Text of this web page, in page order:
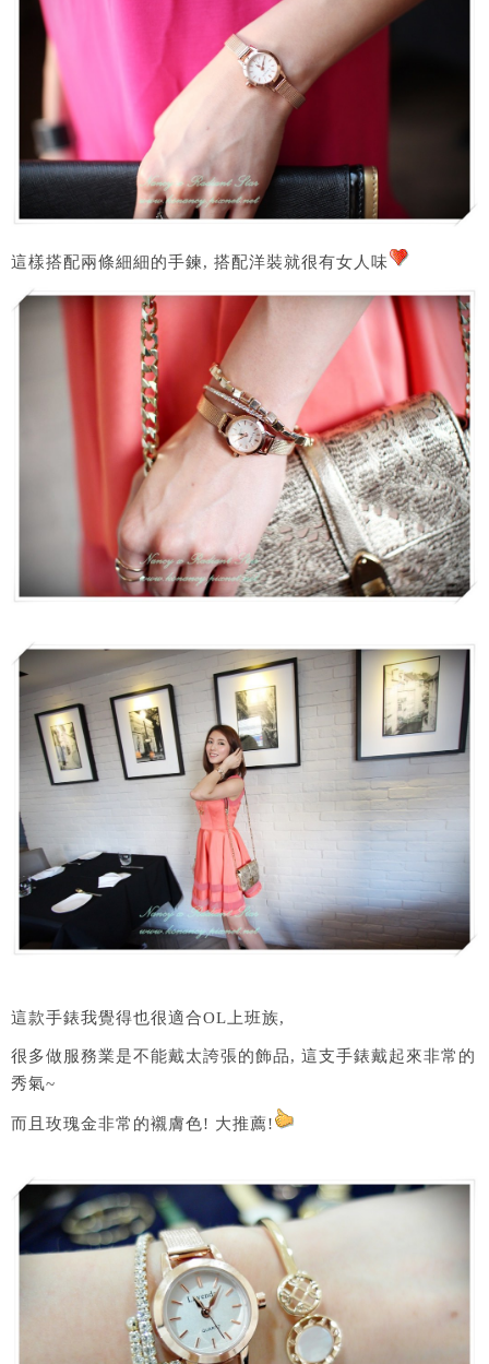
這樣搭配兩條細細的手鍊, 搭配洋裝就很有女人味
這款手錶我覺得也很適合OL上班族,
很多做服務業是不能戴太誇張的飾品, 這支手錶戴起來非常的
秀氣~
而且玫瑰金非常的襯膚色! 大推薦!